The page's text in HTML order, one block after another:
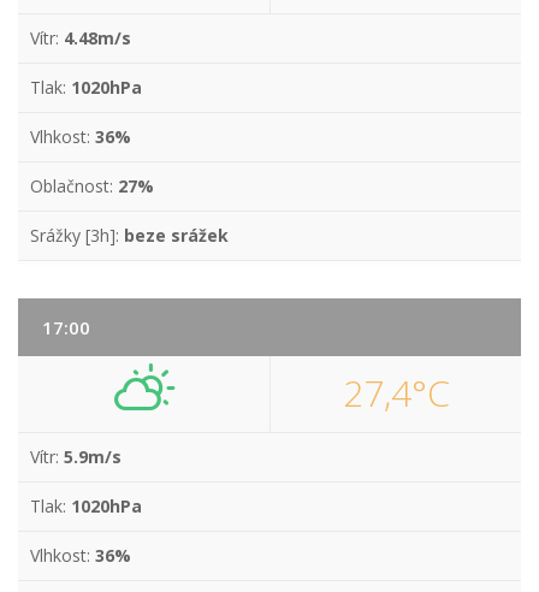
Vítr: 4.48m/s
Tlak: 1020hPa
Vlhkost: 36%
Oblačnost: 27%
Srážky [3h]: beze srážek
17:00
27,4°C
Vítr: 5.9m/s
Tlak: 1020hPa
Vlhkost: 36%